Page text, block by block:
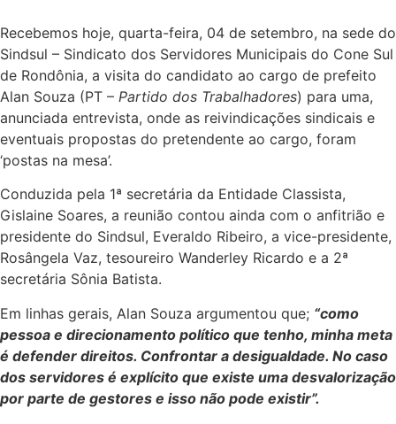
Recebemos hoje, quarta-feira, 04 de setembro, na sede do
Sindsul – Sindicato dos Servidores Municipais do Cone Sul
de Rondônia, a visita do candidato ao cargo de prefeito
Alan Souza (PT – Partido dos Trabalhadores) para uma,
anunciada entrevista, onde as reivindicações sindicais e
eventuais propostas do pretendente ao cargo, foram
‘postas na mesa’.
Conduzida pela 1ª secretária da Entidade Classista,
Gislaine Soares, a reunião contou ainda com o anfitrião e
presidente do Sindsul, Everaldo Ribeiro, a vice-presidente,
Rosângela Vaz, tesoureiro Wanderley Ricardo e a 2ª
secretária Sônia Batista.
Em linhas gerais, Alan Souza argumentou que; “como
pessoa e direcionamento político que tenho, minha meta
é defender direitos. Confrontar a desigualdade. No caso
dos servidores é explícito que existe uma desvalorização
por parte de gestores e isso não pode existir”.